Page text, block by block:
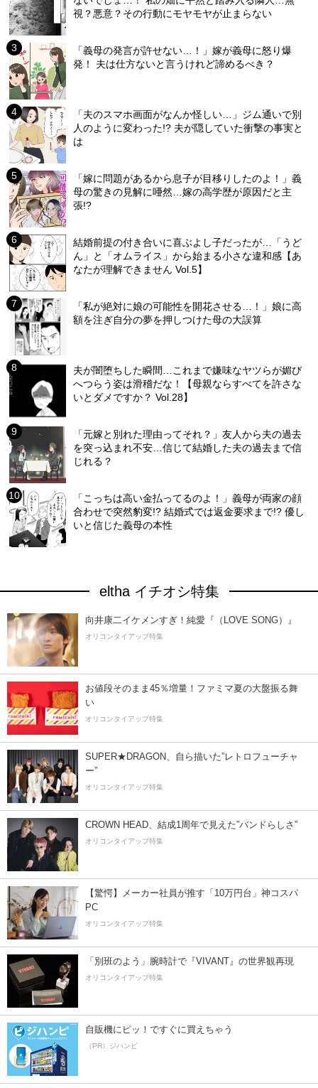
視？悪意？その行動にモヤモヤが止まらない
「義母の発言が許せない…！」嫁が義母に怒り爆
発！ 夫は仕方ないと言うけれど諦めるべき？
「夫のスマホ画面がなんか怪しい…」ジム通いで別
人のように変わった!? 夫が隠していた衝撃の事実と
は
「嫁に問題があるから息子が目移りしたのよ！」義
母の驚きの見解に唖然…嫁の高学歴が原因だと主
張!?
結婚前提の付き合いに喜ぶよし子だったが…「うど
ん」と「オムライス」から始まる小さな違和感【あ
なたが理解できません Vol.5】
「私が絶対に娘の可能性を開花させる…！」娘に高
額を注ぎ自分の夢を押しつけた母の大誤算
夫が闇堕ちした瞬間…これまで嫌味なヤツらが媚び
へつらう姿は滑稽だな！【母親ならすべてを許さな
いとダメですか？ Vol.28】
「元嫁と別れた理由ってそれ？」友人から夫の過去
を突っ込まれ不安…信じて結婚した夫の過去まで信
じれる？
「こっちは高い金払ってるのよ！」義母が両家の顔
合わせで突然豹変!? 結婚式では返金要求まで!? 優し
いと信じた義母の本性
eltha イチオシ特集
向井康二イケメンすぎ！純愛『（LOVE SONG）』
オリコンタイアップ特集
お値段そのまま45％増量！ファミマ夏の大盤振る舞
い
オリコンタイアップ特集
SUPER★DRAGON、自ら描いた”レトロフューチャ
ー”
オリコンタイアップ特集
CROWN HEAD、結成1周年で見えた”バンドらしさ”
オリコンタイアップ特集
【驚愕】メーカー社員が推す「10万円台」神コスパ
PC
オリコンタイアップ特集
「別班のよう」腕時計で『VIVANT』の世界観再現
オリコンタイアップ特集
自販機にピッ！ですぐに買えちゃう
（PR）ジハンピ